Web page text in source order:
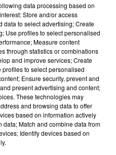
zepermis/
Lorraine - 64000 Pau
data processing based on
Store and/or access
data to select advertising; Create
Use profiles to select personalised
Measure content
through statistics or combinations
and improve services; Create
to select personalised
Ensure security, prevent and
present advertising and content;
These technologies may
and browsing data to offer
based on information actively
Match and combine data from
Identify devices based on